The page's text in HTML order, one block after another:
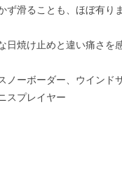
滑ることも、ほぼ有り
日焼け止めと違い痛さを
ーボーダー、ウインド
スプレイヤー